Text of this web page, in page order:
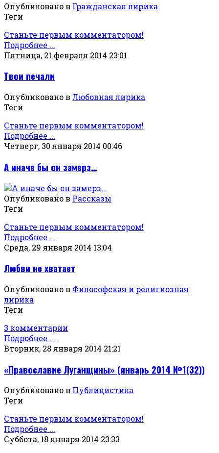
Опубликовано в Гражданская лирика
Теги
Станьте первым комментатором!
Подробнее ...
Пятница, 21 февраля 2014 23:01
Твои печали
Опубликовано в Любовная лирика
Теги
Станьте первым комментатором!
Подробнее ...
Четверг, 30 января 2014 00:46
А иначе бы он замерз…
Опубликовано в Рассказы
Теги
Станьте первым комментатором!
Подробнее ...
Среда, 29 января 2014 13:04
Любви не хватает
Опубликовано в Философская и религиозная
лирика
Теги
3 комментарии
Подробнее ...
Вторник, 28 января 2014 21:21
«Православие Луганщины» (январь 2014 №1(32))
Опубликовано в Публицистика
Теги
Станьте первым комментатором!
Подробнее ...
Суббота, 18 января 2014 23:33